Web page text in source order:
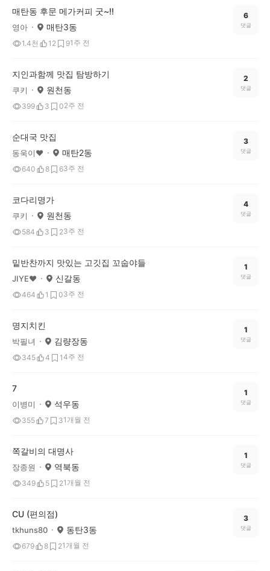
매탄동 후문 메가커피 굿~!!
영아 매탄3동
1.4천 12 91주 전
6
댓글
지인과함께 맛집 탐방하기
쿠키 원천동
399 3 02주 전
2
댓글
순대국 맛집
동욱이♥ 매탄2동
640 8 63주 전
3
댓글
코다리명가
쿠키 원천동
584 3 23주 전
4
댓글
밑반찬까지 맛있는 고깃집 꼬숩야들
JIYE♥ 신갈동
464 1 03주 전
1
댓글
명지치킨
박필녀 김량장동
345 4 14주 전
1
댓글
7
이병미 석우동
355 7 31개월 전
1
댓글
쪽갈비의 대명사
장종원 역북동
349 5 21개월 전
1
댓글
CU (편의점)
tkhuns80 동탄3동
679 8 21개월 전
3
댓글